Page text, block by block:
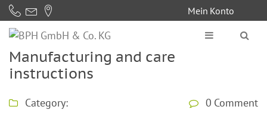
KAUGUMMI
ASPHALT
SÄCHSISCHE
WEGEDECKEN
PROPHALT
Mein Konto
Manufacturing and care
instructions
Category: 0 Comment